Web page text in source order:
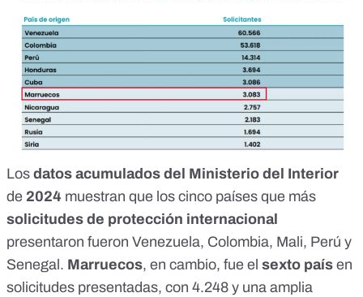
Los datos acumulados del Ministerio del Interior
de 2024 muestran que los cinco países que más
solicitudes de protección internacional
presentaron fueron Venezuela, Colombia, Mali, Perú y
Senegal. Marruecos, en cambio, fue el sexto país en
solicitudes presentadas, con 4.248 y una amplia